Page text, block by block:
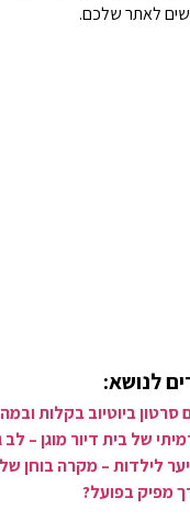
לאתר שלכם.
לנושא:
ביוטיוב בקלות
של בית דיור מוגן – לב
לילדות – מקרה בוחן
מפיק בפועל?